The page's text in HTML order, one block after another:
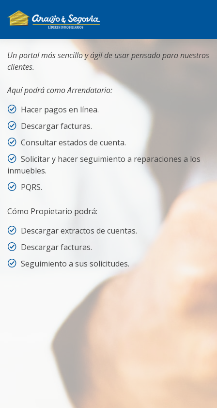
PORTAL DE CLIENTES
Un portal más sencillo y ágil de usar pensado para nuestros
clientes.
Aquí podrá como Arrendatario:
Hacer pagos en línea.
Descargar facturas.
Consultar estados de cuenta.
Solicitar y hacer seguimiento a reparaciones a los
inmuebles.
PQRS.
Cómo Propietario podrá:
Descargar extractos de cuentas.
Descargar facturas.
Seguimiento a sus solicitudes.
¿Qué puedo hacer?
COMOARRENDATARIO